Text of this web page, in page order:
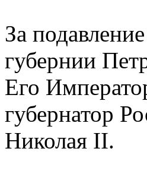
За
губернии
Его
губернатор
Николая II.